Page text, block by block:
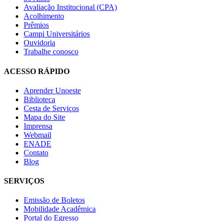
Avaliação Institucional (CPA)
Acolhimento
Prêmios
Campi Universitários
Ouvidoria
Trabalhe conosco
ACESSO RÁPIDO
Aprender Unoeste
Biblioteca
Cesta de Serviços
Mapa do Site
Imprensa
Webmail
ENADE
Contato
Blog
SERVIÇOS
Emissão de Boletos
Mobilidade Acadêmica
Portal do Egresso